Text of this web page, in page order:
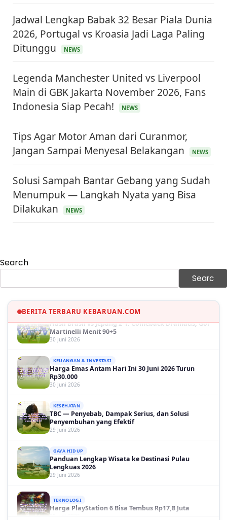
Jadwal Lengkap Babak 32 Besar Piala Dunia
2026, Portugal vs Kroasia Jadi Laga Paling
Ditunggu
NEWS
Legenda Manchester United vs Liverpool
Main di GBK Jakarta November 2026, Fans
Indonesia Siap Pecah!
NEWS
Tips Agar Motor Aman dari Curanmor,
Jangan Sampai Menyesal Belakangan
NEWS
Solusi Sampah Bantar Gebang yang Sudah
Menumpuk — Langkah Nyata yang Bisa
Dilakukan
NEWS
Search
Searc
BERITA TERBARU KEBARUAN.COM
Sinopsis Film Marauders, Misteri Perampokan
30 Juni 2026
Hasil Brasil vs Jepang 2-1: Comeback Dramatis, Gol
Martinelli Menit 90+5
30 Juni 2026
Harga Emas Antam Hari Ini 30 Juni 2026 Turun
Rp30.000
30 Juni 2026
TBC — Penyebab, Dampak Serius, dan Solusi
Penyembuhan yang Efektif
29 Juni 2026
Panduan Lengkap Wisata ke Destinasi Pulau
Lengkuas 2026
29 Juni 2026
Harga PlayStation 6 Bisa Tembus Rp17,8 Juta
29 Juni 2026